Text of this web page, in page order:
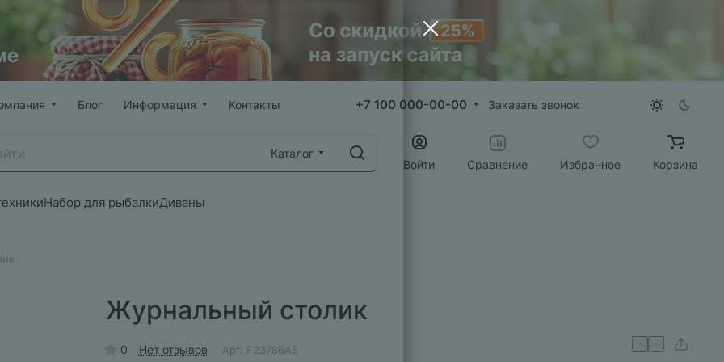
Блог Информация Контакты +7 100 000-00-00 Заказать звонок
Каталог
Войти
Сравнение Избранное Корзина
Набор для рыбалкиДиваны
Журнальный столик
0 Нет отзывов Арт. F23786A5